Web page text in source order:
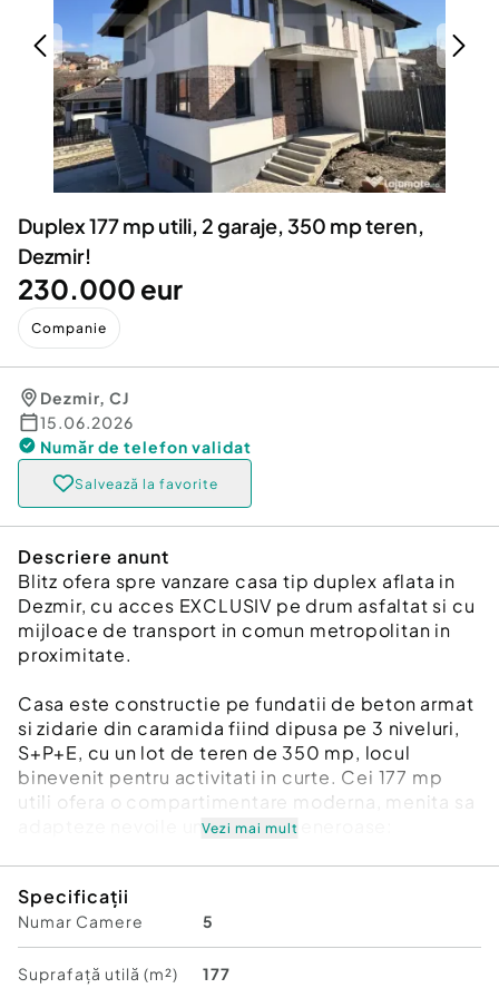
Servicii
Animale de companie
Afaceri și echipamente profesionale
Inchiriere Bunuri si Vehicule
Utilaje agricole si industriale
Piese auto si accesorii
Dacia Duster
Duplex 177 mp utili, 2 garaje, 350 mp teren,
Dezmir!
230.000 eur
Companie
Dezmir, CJ
15.06.2026
Număr de telefon validat
Salvează la favorite
Descriere anunt
Blitz ofera spre vanzare casa tip duplex aflata in
Dezmir, cu acces EXCLUSIV pe drum asfaltat si cu
mijloace de transport in comun metropolitan in
proximitate.
Casa este constructie pe fundatii de beton armat
si zidarie din caramida fiind dipusa pe 3 niveluri,
S+P+E, cu un lot de teren de 350 mp, locul
binevenit pentru activitati in curte. Cei 177 mp
utili ofera o compartimentare moderna, menita sa
adapteze nevoile unei familii generoase:
depozitare si camera tehnica ce pot deveni un
miniapartment;
- pe PARTER living generos cu loc de servit masa
Vezi mai mult
Specificații
Numar Camere 5
Suprafață utilă (m²) 177